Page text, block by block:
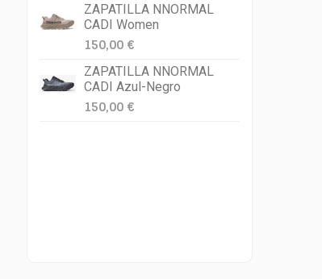
ZAPATILLA NNORMAL
CADI Women
150,00 €
ZAPATILLA NNORMAL
CADI Azul-Negro
150,00 €